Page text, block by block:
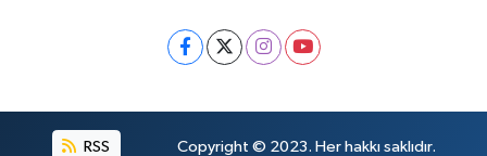
RSS Copyright © 2023. Her hakkı saklıdır.